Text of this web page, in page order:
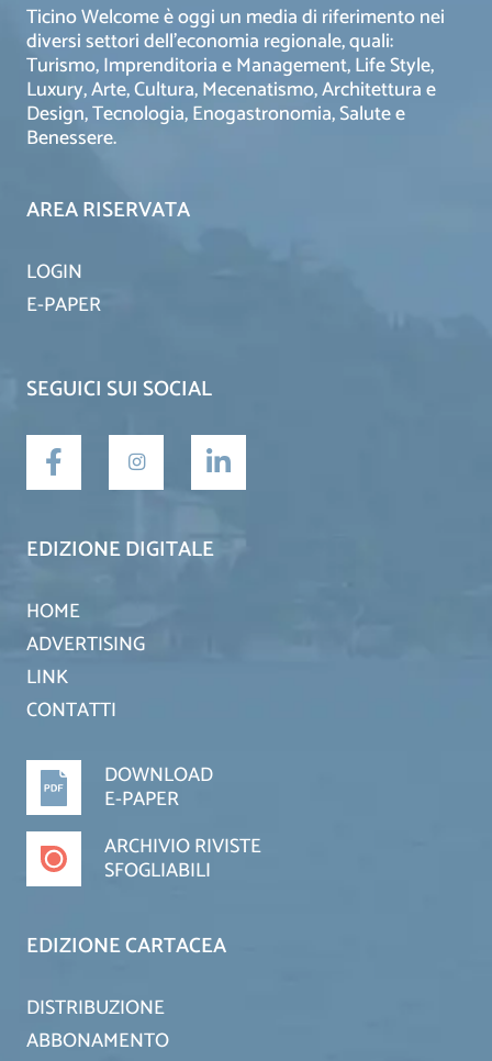
Ticino Welcome è oggi un media di riferimento nei
diversi settori dell’economia regionale, quali:
Turismo, Imprenditoria e Management, Life Style,
Luxury, Arte, Cultura, Mecenatismo, Architettura e
Design, Tecnologia, Enogastronomia, Salute e
Benessere.
AREA RISERVATA
LOGIN
E-PAPER
SEGUICI SUI SOCIAL
EDIZIONE DIGITALE
HOME
ADVERTISING
LINK
CONTATTI
DOWNLOAD
E-PAPER
ARCHIVIO RIVISTE
SFOGLIABILI
EDIZIONE CARTACEA
DISTRIBUZIONE
ABBONAMENTO